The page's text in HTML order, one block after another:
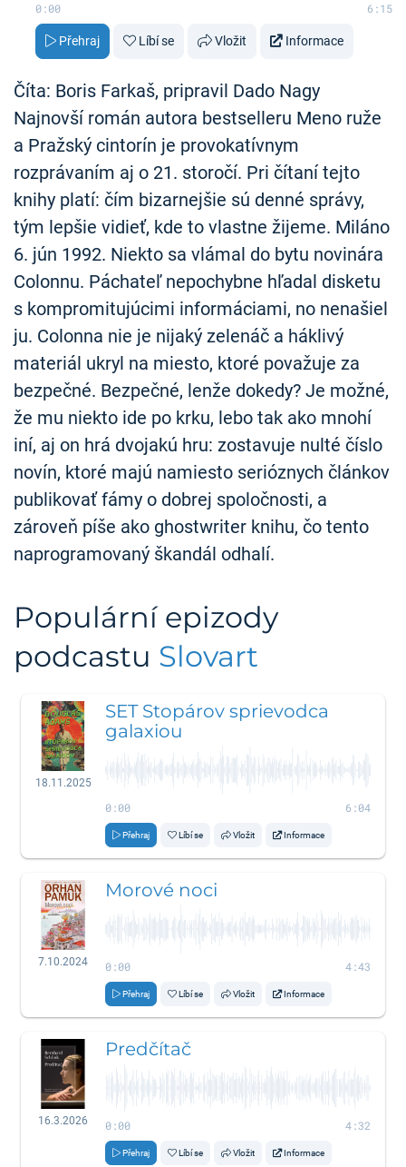
0:00 6:15
Přehraj Líbí se Vložit Informace
Číta: Boris Farkaš, pripravil Dado Nagy
Najnovší román autora bestselleru Meno ruže
a Pražský cintorín je provokatívnym
rozprávaním aj o 21. storočí. Pri čítaní tejto
knihy platí: čím bizarnejšie sú denné správy,
tým lepšie vidieť, kde to vlastne žijeme. Miláno
6. jún 1992. Niekto sa vlámal do bytu novinára
Colonnu. Páchateľ nepochybne hľadal disketu
s kompromitujúcimi informáciami, no nenašiel
ju. Colonna nie je nijaký zelenáč a háklivý
materiál ukryl na miesto, ktoré považuje za
bezpečné. Bezpečné, lenže dokedy? Je možné,
že mu niekto ide po krku, lebo tak ako mnohí
iní, aj on hrá dvojakú hru: zostavuje nulté číslo
novín, ktoré majú namiesto serióznych článkov
publikovať fámy o dobrej spoločnosti, a
zároveň píše ako ghostwriter knihu, čo tento
naprogramovaný škandál odhalí.
Populární epizody
podcastu Slovart
18.11.2025
SET Stopárov sprievodca
galaxiou
0:00 6:04
Přehraj Líbí se Vložit Informace
7.10.2024
Morové noci
0:00 4:43
Přehraj Líbí se Vložit Informace
16.3.2026
Predčítač
0:00 4:32
Přehraj Líbí se Vložit Informace